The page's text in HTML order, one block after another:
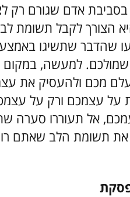
אדם שגורם רק
הצורך לקבל תשומת
שהדבר שתשיגו
למעשה, במקום
מכם ולהעסיק את
על עצמכם ורק על
אל תעוררו סערה
את תשומת הלב שאתם